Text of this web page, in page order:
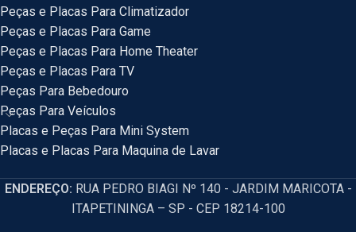
Peças e Placas Para Climatizador
Peças e Placas Para Game
Peças e Placas Para Home Theater
Peças e Placas Para TV
Peças Para Bebedouro
Peças Para Veículos
Placas e Peças Para Mini System
Placas e Placas Para Maquina de Lavar
ENDEREÇO: RUA PEDRO BIAGI Nº 140 - JARDIM MARICOTA -
ITAPETININGA – SP - CEP 18214-100